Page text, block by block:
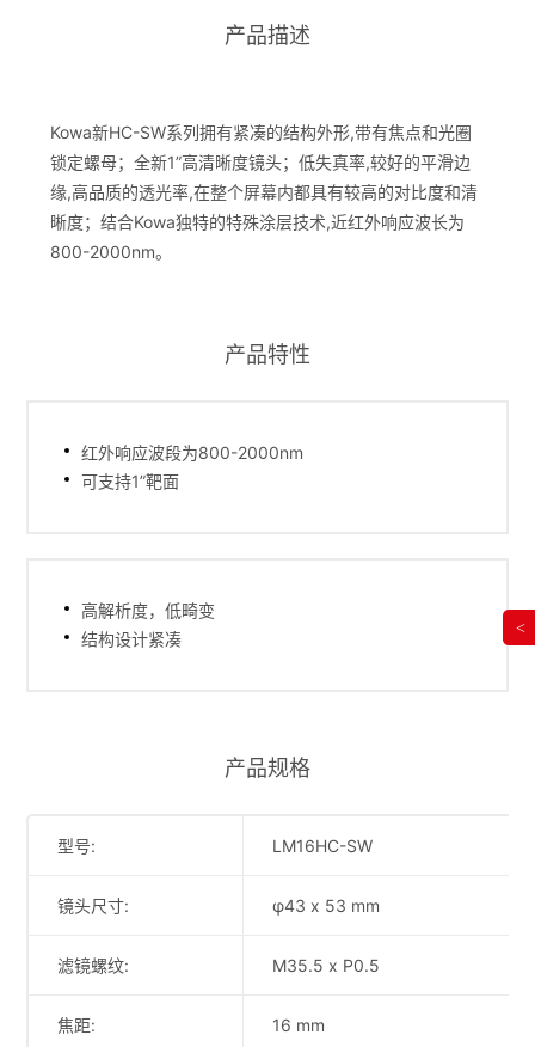
产品描述
Kowa新HC-SW系列拥有紧凑的结构外形,带有焦点和光圈
锁定螺母；全新1”高清晰度镜头；低失真率,较好的平滑边
缘,高品质的透光率,在整个屏幕内都具有较高的对比度和清
晰度；结合Kowa独特的特殊涂层技术,近红外响应波长为
800-2000nm。
产品特性
红外响应波段为800-2000nm
可支持1”靶面
高解析度，低畸变
结构设计紧凑
产品规格
型号: LM16HC-SW
镜头尺寸: φ43 x 53 mm
滤镜螺纹: M35.5 x P0.5
焦距: 16 mm
<